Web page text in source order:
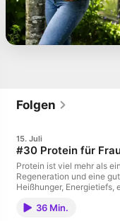
Folgen
15. Juli
#30 Protein für
Protein ist viel mehr als
Regeneration und eine
Heißhunger,
Proteinquellen
36 Min.